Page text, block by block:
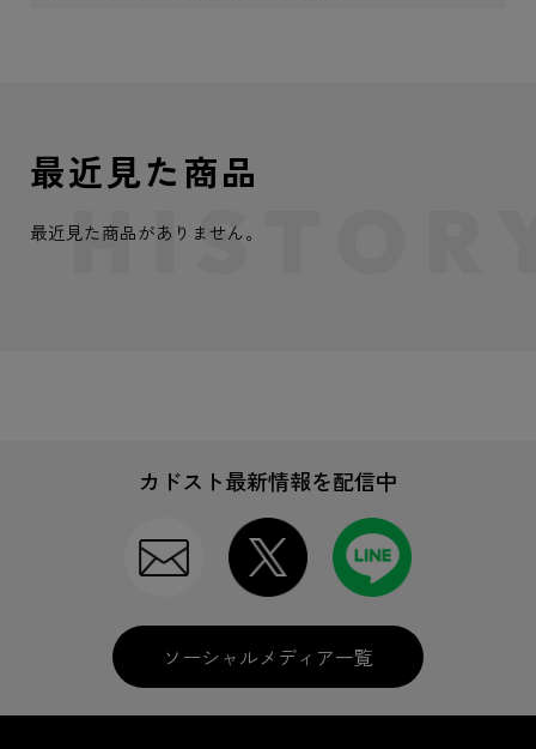
最近見た商品
最近見た商品がありません。
カドスト最新情報を配信中
ソーシャルメディア一覧